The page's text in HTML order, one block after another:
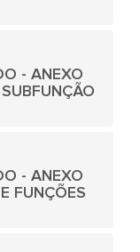
- ANEXO
- ANEXO
FUNÇÕES